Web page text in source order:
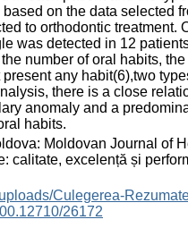
on the data selected
to orthodontic treatment.
was detected in 12
number of oral habits,
any habit(6),two
there is a close
anomaly and a
habits.
Moldovan Journal of
calitate, excelență și
Culegerea-
26172